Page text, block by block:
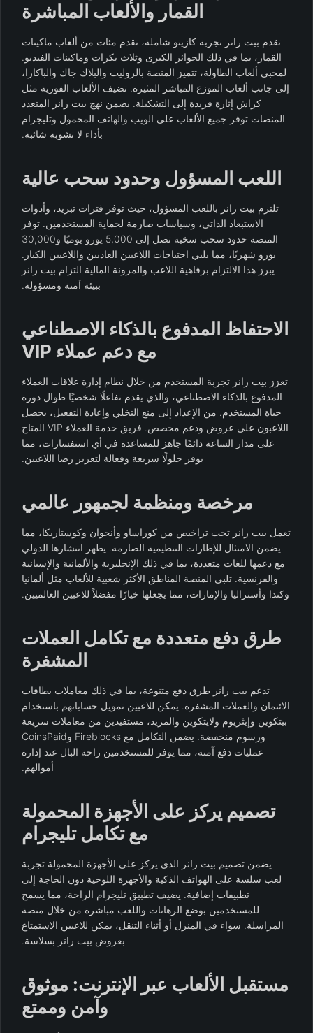
القمار والألعاب المباشرة
تقدم بيت رانر تجربة كازينو شاملة، تقدم مئات من ألعاب ماكينات
القمار، بما في ذلك الجوائز الكبرى وثلاث بكرات وماكينات الفيديو.
لمحبي ألعاب الطاولة، تتميز المنصة بالروليت والبلاك جاك والباكارا،
إلى جانب ألعاب الموزع المباشر المثيرة. تضيف الألعاب الفورية مثل
كراش إثارة فريدة إلى التشكيلة. يضمن نهج بيت رانر المتعدد
المنصات توفر جميع الألعاب على الويب والهاتف المحمول وتليجرام
بأداء لا تشوبه شائبة.
اللعب المسؤول وحدود سحب عالية
تلتزم بيت رانر باللعب المسؤول، حيث توفر فترات تبريد، وأدوات
الاستبعاد الذاتي، وسياسات صارمة لحماية المستخدمين. توفر
المنصة حدود سحب سخية تصل إلى 5,000 يورو يوميًا و30,000
يورو شهريًا، مما يلبي احتياجات اللاعبين العاديين واللاعبين الكبار.
يبرز هذا الالتزام برفاهية اللاعب والمرونة المالية التزام بيت رانر
ببيئة آمنة ومسؤولة.
الاحتفاظ المدفوع بالذكاء الاصطناعي
مع دعم عملاء VIP
تعزز بيت رانر تجربة المستخدم من خلال نظام إدارة علاقات العملاء
المدفوع بالذكاء الاصطناعي، والذي يقدم تفاعلًا شخصيًا طوال دورة
حياة المستخدم. من الإعداد إلى منع التخلي وإعادة التفعيل، يحصل
اللاعبون على عروض ودعم مخصص. فريق خدمة العملاء VIP المتاح
على مدار الساعة دائمًا جاهز للمساعدة في أي استفسارات، مما
يوفر حلولًا سريعة وفعالة لتعزيز رضا اللاعبين.
مرخصة ومنظمة لجمهور عالمي
تعمل بيت رانر تحت تراخيص من كوراساو وأنجوان وكوستاريكا، مما
يضمن الامتثال للإطارات التنظيمية الصارمة. يظهر انتشارها الدولي
مع دعمها للغات متعددة، بما في ذلك الإنجليزية والألمانية والإسبانية
والفرنسية. تلبي المنصة المناطق الأكثر شعبية للألعاب مثل ألمانيا
وكندا وأستراليا والإمارات، مما يجعلها خيارًا مفضلاً للاعبين العالميين.
طرق دفع متعددة مع تكامل العملات
المشفرة
تدعم بيت رانر طرق دفع متنوعة، بما في ذلك معاملات بطاقات
الائتمان والعملات المشفرة. يمكن للاعبين تمويل حساباتهم باستخدام
بيتكوين وإيثريوم ولايتكوين والمزيد، مستفيدين من معاملات سريعة
ورسوم منخفضة. يضمن التكامل مع Fireblocks وCoinsPaid
عمليات دفع آمنة، مما يوفر للمستخدمين راحة البال عند إدارة
أموالهم.
تصميم يركز على الأجهزة المحمولة
مع تكامل تليجرام
يضمن تصميم بيت رانر الذي يركز على الأجهزة المحمولة تجربة
لعب سلسة على الهواتف الذكية والأجهزة اللوحية دون الحاجة إلى
تطبيقات إضافية. يضيف تطبيق تليجرام الراحة، مما يسمح
للمستخدمين بوضع الرهانات واللعب مباشرة من خلال منصة
المراسلة. سواء في المنزل أو أثناء التنقل، يمكن للاعبين الاستمتاع
بعروض بيت رانر بسلاسة.
مستقبل الألعاب عبر الإنترنت: موثوق
وآمن وممتع